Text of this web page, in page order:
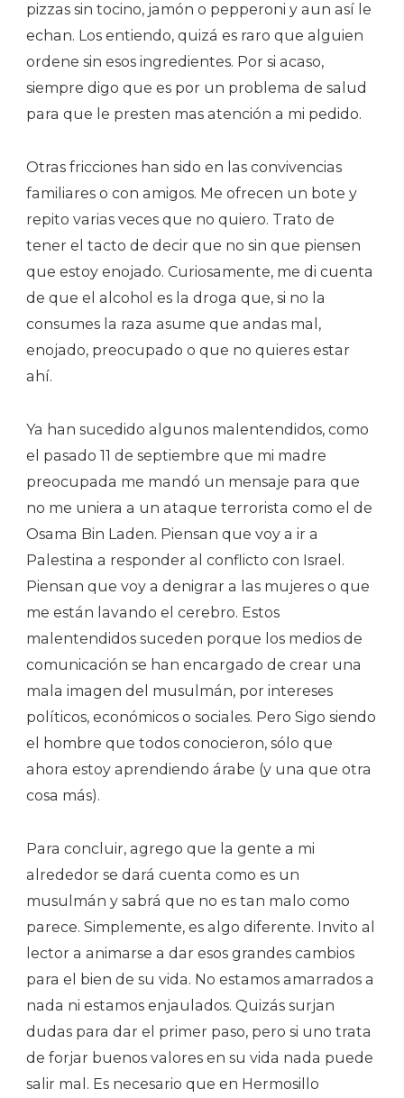
pizzas sin tocino, jamón o pepperoni y aun así le
echan. Los entiendo, quizá es raro que alguien
ordene sin esos ingredientes. Por si acaso,
siempre digo que es por un problema de salud
para que le presten mas atención a mi pedido.
Otras fricciones han sido en las convivencias
familiares o con amigos. Me ofrecen un bote y
repito varias veces que no quiero. Trato de
tener el tacto de decir que no sin que piensen
que estoy enojado. Curiosamente, me di cuenta
de que el alcohol es la droga que, si no la
consumes la raza asume que andas mal,
enojado, preocupado o que no quieres estar
ahí.
Ya han sucedido algunos malentendidos, como
el pasado 11 de septiembre que mi madre
preocupada me mandó un mensaje para que
no me uniera a un ataque terrorista como el de
Osama Bin Laden. Piensan que voy a ir a
Palestina a responder al conflicto con Israel.
Piensan que voy a denigrar a las mujeres o que
me están lavando el cerebro. Estos
malentendidos suceden porque los medios de
comunicación se han encargado de crear una
mala imagen del musulmán, por intereses
políticos, económicos o sociales. Pero Sigo siendo
el hombre que todos conocieron, sólo que
ahora estoy aprendiendo árabe (y una que otra
cosa más).
Para concluir, agrego que la gente a mi
alrededor se dará cuenta como es un
musulmán y sabrá que no es tan malo como
parece. Simplemente, es algo diferente. Invito al
lector a animarse a dar esos grandes cambios
para el bien de su vida. No estamos amarrados a
nada ni estamos enjaulados. Quizás surjan
dudas para dar el primer paso, pero si uno trata
de forjar buenos valores en su vida nada puede
salir mal. Es necesario que en Hermosillo